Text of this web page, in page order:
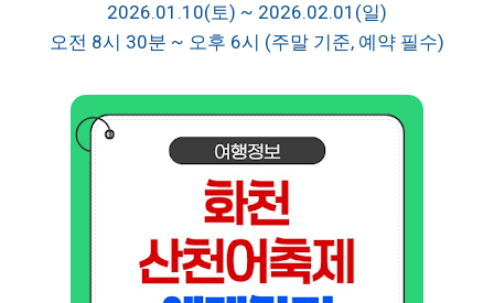
2026.01.10(토) ~ 2026.02.01(일)
오전 8시 30분 ~ 오후 6시 (주말 기준, 예약 필수)